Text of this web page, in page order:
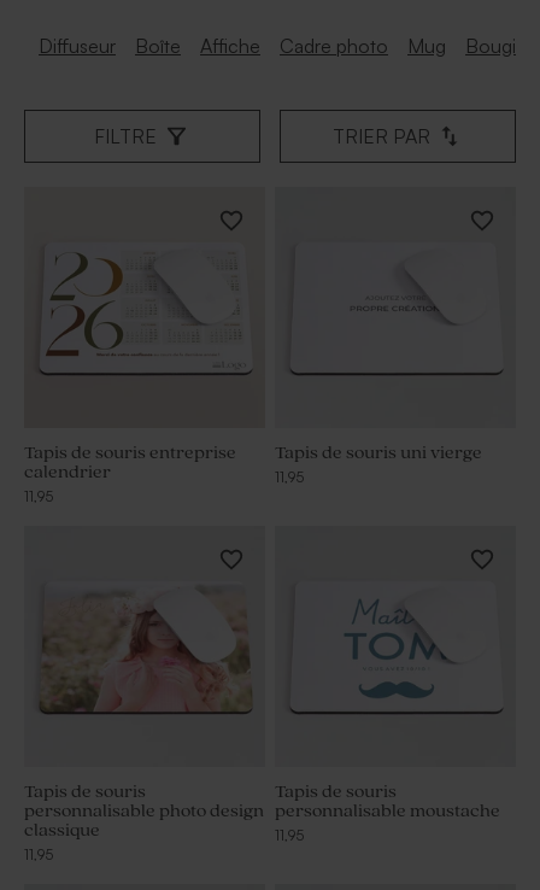
Diffuseur Boîte Affiche Cadre photo Mug Bougie
FILTRE TRIER PAR
Tapis de souris entreprise
calendrier
11,95
Tapis de souris uni vierge
11,95
Tapis de souris
personnalisable photo design
classique
11,95
Tapis de souris
personnalisable moustache
11,95